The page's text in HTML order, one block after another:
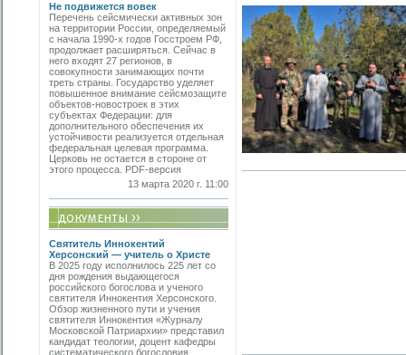
Не подвижется вовек
Перечень сейсмически активных зон
на территории России, определяемый
с начала 1990-х годов Госстроем РФ,
продолжает расширяться. Сейчас в
него входят 27 регионов, в
совокупности занимающих почти
треть страны. Государство уделяет
повышенное внимание сейсмозащите
объектов-новостроек в этих
субъектах Федерации: для
дополнительного обеспечения их
устойчивости реализуется отдельная
федеральная целевая программа.
Церковь не остается в стороне от
этого процесса. PDF-версия
13 марта 2020 г. 11:00
Святитель Иннокентий
Херсонский — учитель о Христе
В 2025 году исполнилось 225 лет со
дня рождения выдающегося
российского богослова и ученого
святителя Иннокентия Херсонского.
Обзор жизненного пути и учения
святителя Иннокентия «Журналу
Московской Патриархии» представил
кандидат теологии, доцент кафедры
систематического богословия